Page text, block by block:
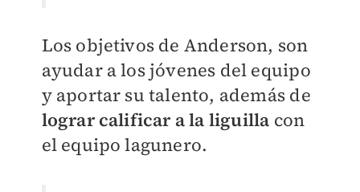
Los objetivos de Anderson, son
ayudar a los jóvenes del equipo
y aportar su talento, además de
lograr calificar a la liguilla con
el equipo lagunero.